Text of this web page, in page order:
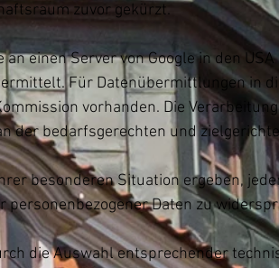
zuvor gekürzt.
einen Server von Google in den
Für Datenübermittlungen in
vorhanden. Die
der bedarfsgerechten und
besonderen Situation ergeben,
personenbezogener Daten zu
die Auswahl entsprechender